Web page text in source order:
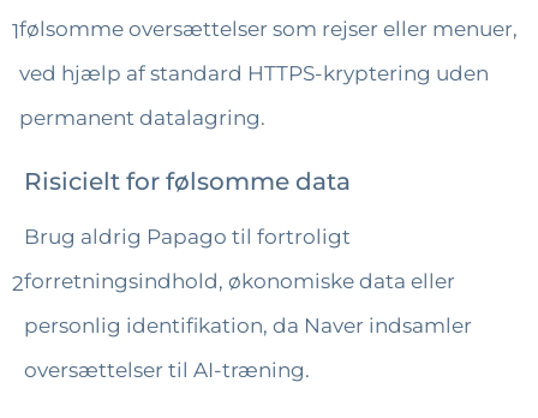
1følsomme oversættelser som rejser eller menuer,
ved hjælp af standard HTTPS-kryptering uden
permanent datalagring.
2
Risicielt for følsomme data
Brug aldrig Papago til fortroligt
forretningsindhold, økonomiske data eller
personlig identifikation, da Naver indsamler
oversættelser til AI-træning.